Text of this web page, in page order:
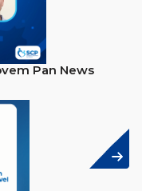
Pan News